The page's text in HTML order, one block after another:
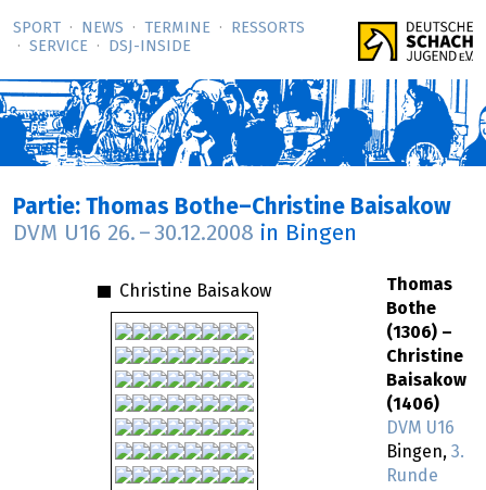
SPORT NEWS TERMINE
RESSORTS
SERVICE
DSJ-­INSIDE
Partie: Thomas Bothe–Christine Baisakow
DVM U16 26. – 30.12.2008 in Bingen
Christine Baisakow
Thomas
Bothe
(1306) –
Christine
Baisakow
(1406)
DVM U16
Bingen, 3.
Runde